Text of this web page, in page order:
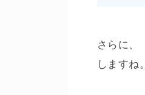
さらに、
しますね。